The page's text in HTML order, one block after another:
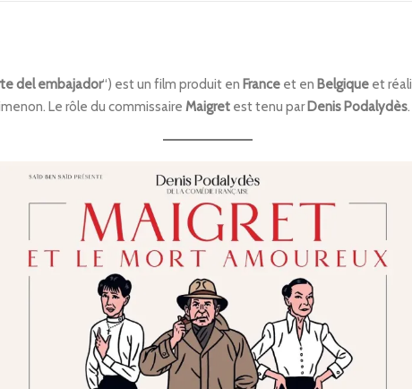
del embajador“) est un film produit en France et en Belgique et
Le rôle du commissaire Maigret est tenu parDenis Podalydès.